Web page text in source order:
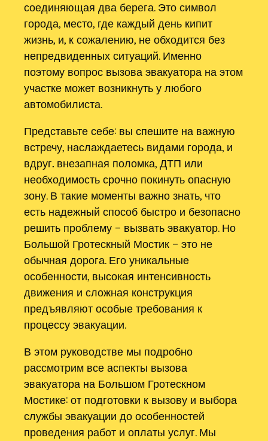
соединяющая два берега. Это символ
города, место, где каждый день кипит
жизнь, и, к сожалению, не обходится без
непредвиденных ситуаций. Именно
поэтому вопрос вызова эвакуатора на этом
участке может возникнуть у любого
автомобилиста.
Представьте себе: вы спешите на важную
встречу, наслаждаетесь видами города, и
вдруг… внезапная поломка, ДТП или
необходимость срочно покинуть опасную
зону. В такие моменты важно знать, что
есть надежный способ быстро и безопасно
решить проблему – вызвать эвакуатор. Но
Большой Гротескный Мостик – это не
обычная дорога. Его уникальные
особенности, высокая интенсивность
движения и сложная конструкция
предъявляют особые требования к
процессу эвакуации.
В этом руководстве мы подробно
рассмотрим все аспекты вызова
эвакуатора на Большом Гротескном
Мостике: от подготовки к вызову и выбора
службы эвакуации до особенностей
проведения работ и оплаты услуг. Мы